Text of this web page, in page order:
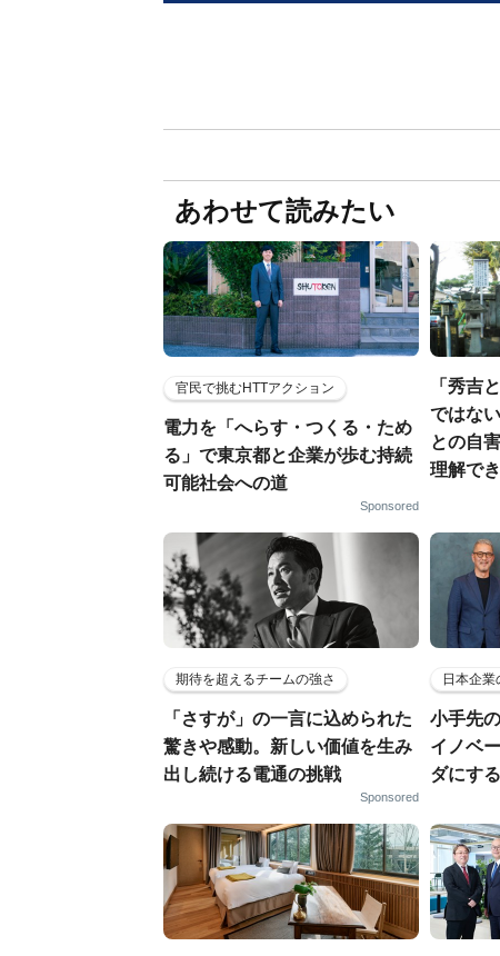
あわせて読みたい
官民で挑むHTTアクション
電力を「へらす・つくる・ため
る」で東京都と企業が歩む持続
可能社会への道
Sponsored
「秀吉
ではな
との自
理解で
期待を超えるチームの強さ
「さすが」の一言に込められた
驚きや感動。新しい価値を生み
出し続ける電通の挑戦
Sponsored
日本企
小手先
イノベ
ダにす